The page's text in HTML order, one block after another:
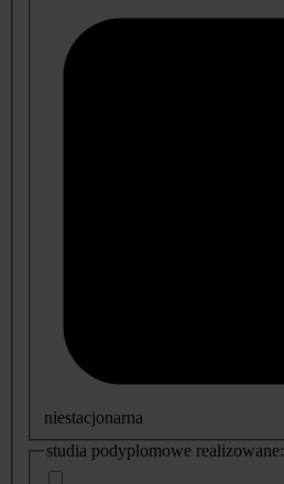
niestacjonarna
studia podyplomowe realizowane: